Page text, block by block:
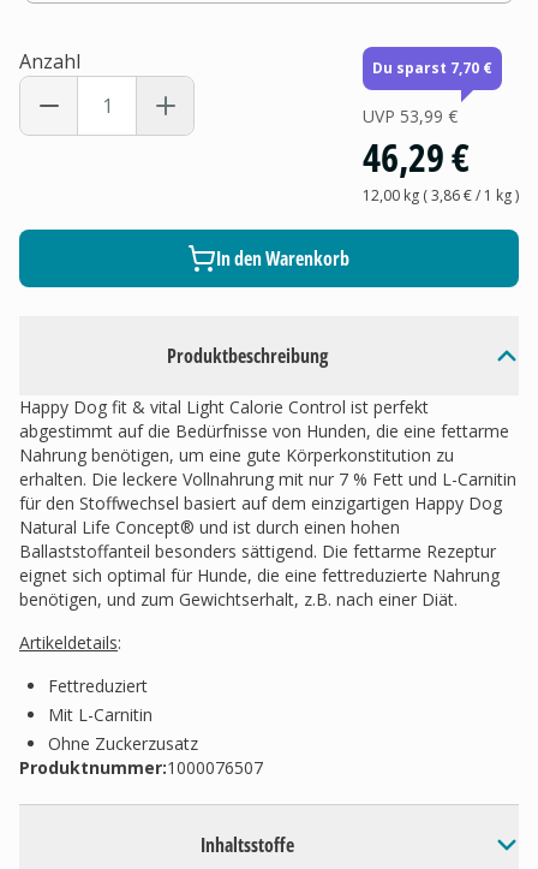
Produktbeschreibung
Happy Dog fit & vital Light Calorie Control ist perfekt
abgestimmt auf die Bedürfnisse von Hunden, die eine fettarme
Nahrung benötigen, um eine gute Körperkonstitution zu
erhalten. Die leckere Vollnahrung mit nur 7 % Fett und L-Carnitin
für den Stoffwechsel basiert auf dem einzigartigen Happy Dog
Natural Life Concept® und ist durch einen hohen
Ballaststoffanteil besonders sättigend. Die fettarme Rezeptur
eignet sich optimal für Hunde, die eine fettreduzierte Nahrung
benötigen, und zum Gewichtserhalt, z.B. nach einer Diät.
Artikeldetails:
Fettreduziert
Mit L-Carnitin
Ohne Zuckerzusatz
Produktnummer:1000076507
Inhaltsstoffe
Anzahl Du sparst 7,70 €
UVP 53,99 €
46,29 €
12,00 kg(3,86 €/ 1 kg)
In den Warenkorb